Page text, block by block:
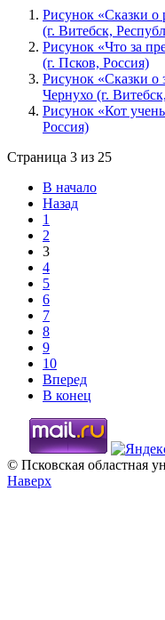
Рисунок «Сказки о
(г. Витебск,
Рисунок «Что за
(г. Псков, Россия)
Рисунок «Сказки о
Чернухо (г.
Рисунок «Кот
Россия)
Страница 3 из 25
В начало
Назад
1
2
3
4
5
6
7
8
9
10
Вперед
В конец
© Псковская областная
Наверх